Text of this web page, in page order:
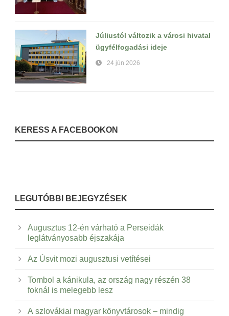
Júliustól változik a városi hivatal
ügyfélfogadási ideje
24 jún 2026
KERESS A FACEBOOKON
LEGUTÓBBI BEJEGYZÉSEK
Augusztus 12-én várható a Perseidák
leglátványosabb éjszakája
Az Úsvit mozi augusztusi vetítései
Tombol a kánikula, az ország nagy részén 38
foknál is melegebb lesz
A szlovákiai magyar könyvtárosok – mindig